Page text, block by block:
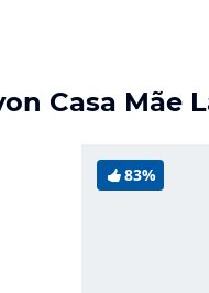
Casa Mãe
83%